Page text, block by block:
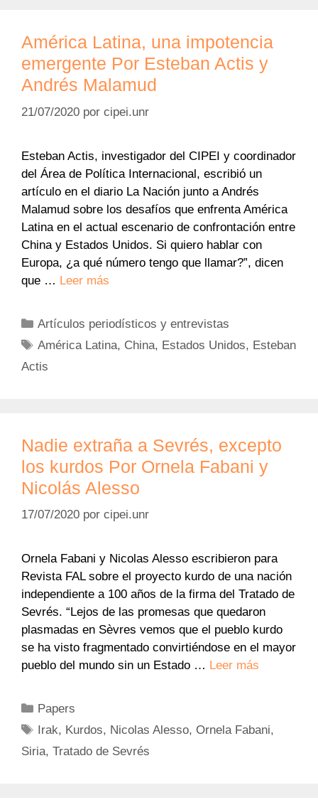
América Latina, una impotencia
emergente Por Esteban Actis y
Andrés Malamud
21/07/2020 por cipei.unr
Esteban Actis, investigador del CIPEI y coordinador
del Área de Política Internacional, escribió un
artículo en el diario La Nación junto a Andrés
Malamud sobre los desafíos que enfrenta América
Latina en el actual escenario de confrontación entre
China y Estados Unidos. Si quiero hablar con
Europa, ¿a qué número tengo que llamar?”, dicen
que … Leer más
Categorías
Artículos periodísticos y entrevistas
Etiquetas
América Latina, China, Estados Unidos, Esteban
Actis
Nadie extraña a Sevrés, excepto
los kurdos Por Ornela Fabani y
Nicolás Alesso
17/07/2020 por cipei.unr
Ornela Fabani y Nicolas Alesso escribieron para
Revista FAL sobre el proyecto kurdo de una nación
independiente a 100 años de la firma del Tratado de
Sevrés. “Lejos de las promesas que quedaron
plasmadas en Sèvres vemos que el pueblo kurdo
se ha visto fragmentado convirtiéndose en el mayor
pueblo del mundo sin un Estado … Leer más
Categorías
Papers
Etiquetas
Irak, Kurdos, Nicolas Alesso,Ornela Fabani,
Siria, Tratado de Sevrés